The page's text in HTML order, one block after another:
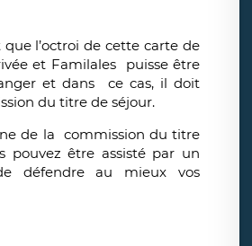
que l’octroi de cette carte de
et Familales puisse être
et dans ce cas, il doit
du titre de séjour.
de la commission du titre
pouvez être assisté par un
défendre au mieux vos